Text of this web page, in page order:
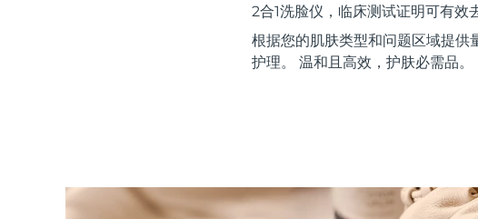
2合1洗脸仪，临床测试证明可有效
根据您的肌肤类型和问题区域提供
护理。 温和且高效，护肤必需品。
LUNA™ 4 套装
BEAR™ 2 套装